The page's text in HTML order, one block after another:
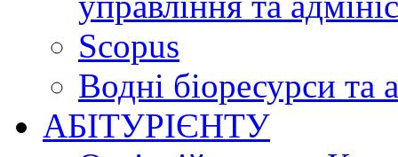
Scopus
Водні біоресурси та
АБІТУРІЄНТУ